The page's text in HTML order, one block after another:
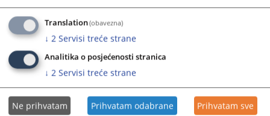
Translation(obavezna)
↓ 2 Servisi treće strane
Analitika o posjećenosti stranica
↓ 2 Servisi treće strane
Ne prihvatam Prihvatam odabrane Prihvatam sve